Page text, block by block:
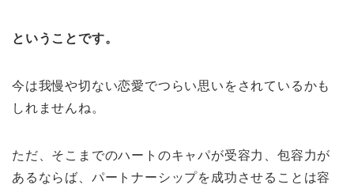
ということです。
今は我慢や切ない恋愛でつらい思いをされているかも
しれませんね。
ただ、そこまでのハートのキャパが受容力、包容力が
あるならば、パートナーシップを成功させることは容